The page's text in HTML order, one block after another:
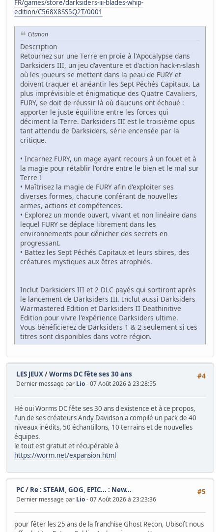
FR/games/store/darksiders-iii-blades-whip-
edition/C568X8SS5Q2T/0001
Citation
Description
Retournez sur une Terre en proie à l'Apocalypse dans
Darksiders III, un jeu d'aventure et d'action hack-n-slash
où les joueurs se mettent dans la peau de FURY et
doivent traquer et anéantir les Sept Péchés Capitaux. La
plus imprévisible et énigmatique des Quatre Cavaliers,
FURY, se doit de réussir là où d'aucuns ont échoué :
apporter le juste équilibre entre les forces qui
déciment la Terre. Darksiders III est le troisième opus
tant attendu de Darksiders, série encensée par la
critique.
• Incarnez FURY, un mage ayant recours à un fouet et à
la magie pour rétablir l'ordre entre le bien et le mal sur
Terre !
• Maîtrisez la magie de FURY afin d'exploiter ses
diverses formes, chacune conférant de nouvelles
armes, actions et compétences.
• Explorez un monde ouvert, vivant et non linéaire dans
lequel FURY se déplace librement dans les
environnements pour dénicher des secrets en
progressant.
• Battez les Sept Péchés Capitaux et leurs sbires, des
créatures mystiques aux êtres atrophiés.
Inclut Darksiders III et 2 DLC payés qui sortiront après
le lancement de Darksiders III. Inclut aussi Darksiders
Warmastered Edition et Darksiders II Deathinitive
Edition pour vivre l'expérience Darksiders ultime.
Vous bénéficierez de Darksiders 1 & 2 seulement si ces
titres sont disponibles dans votre région.
#4
LES JEUX/Worms DC fête ses 30 ans
Dernier message par Lio- 07 Août 2026 à 23:28:55
Hé oui Worms DC fête ses 30 ans d'existence et à ce propos,
l'un de ses créateurs Andy Davidson a compilé un pack de 40
niveaux inédits, 50 échantillons, 10 terrains et de nouvelles
équipes.
le tout est gratuit et récupérable à
https://worm.net/expansion.html
#5
PC/ Re : STEAM, GOG, EPIC... : New...
Dernier message par Lio- 07 Août 2026 à 23:23:36
pour fêter les 25 ans de la franchise Ghost Recon, Ubisoft nous